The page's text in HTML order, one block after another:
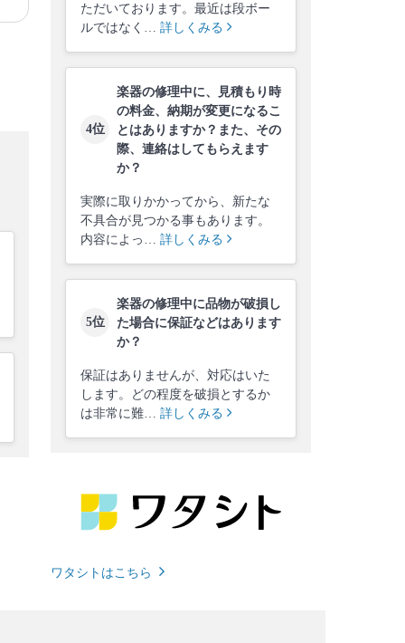
ただいております。最近は段ボー
ルではなく… 詳しくみる
4位
楽器の修理中に、見積もり時
の料金、納期が変更になるこ
とはありますか？また、その
際、連絡はしてもらえます
か？
実際に取りかかってから、新たな
不具合が見つかる事もあります。
内容によっ… 詳しくみる
5位
楽器の修理中に品物が破損し
た場合に保証などはあります
か？
保証はありませんが、対応はいた
します。どの程度を破損とするか
は非常に難… 詳しくみる
ワタシトはこちら